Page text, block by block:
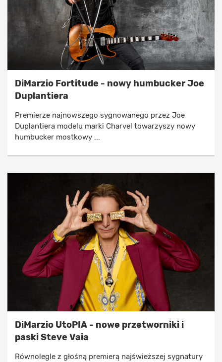
DiMarzio Fortitude - nowy humbucker Joe
Duplantiera
Premierze najnowszego sygnowanego przez Joe
Duplantiera modelu marki Charvel towarzyszy nowy
humbucker mostkowy ...
DiMarzio UtoPIA - nowe przetworniki i
paski Steve Vaia
Równolegle z głośną premierą najświeższej sygnatury